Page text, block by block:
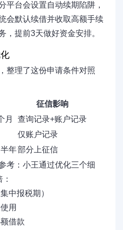
平台会设置自动续期陷阱，
会默认续借并收取高额手续
，提前3天做好资金安排。
整理了这份申请条件对照
征信影响
月
查询记录+账户记录
仅账户记录
年部分上征信
考：小王通过优化三个细
中报税期）
用
借款